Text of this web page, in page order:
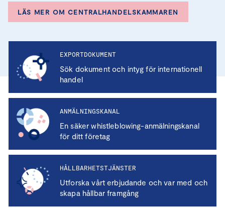
LÄS MER OM CENTRALHANDELSKAMMAREN
EXPORTDOKUMENT
Sök dokument och intyg för internationell
handel
ANMÄLNINGSKANAL
En säker whistleblowing-anmälningskanal
för ditt företag
HÅLLBARHETSTJÄNSTER
Utforska vårt erbjudande och var med och
skapa hållbar framgång